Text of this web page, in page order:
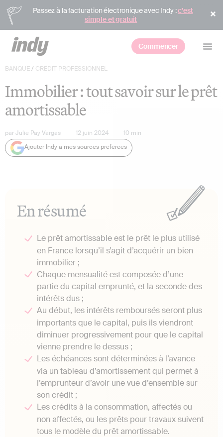
Passez à la facturation électronique avec Indy :c’est
simple et gratuit
Commencer
BANQUE/ CRÉDIT PROFESSIONNEL
Immobilier : tout savoir sur le prêt
amortissable
parJulie Pay Vargas 12 juin 2024 10 min
Ajouter Indy à mes sources préférées
En résumé
Le prêt amortissable est le prêt le plus utilisé
en France lorsqu’il s’agit d’acquérir un bien
immobilier ;
Chaque mensualité est composée d’une
partie du capital emprunté, et la seconde des
intérêts dus ;
Au début, les intérêts remboursés seront plus
importants que le capital, puis ils viendront
diminuer progressivement pour que le capital
vienne prendre le dessus ;
Les échéances sont déterminées à l’avance
via un tableau d’amortissement qui permet à
l’emprunteur d’avoir une vue d’ensemble sur
son crédit ;
Les crédits à la consommation, affectés ou
non affectés, ou les prêts pour travaux suivent
tous le modèle du prêt amortissable.